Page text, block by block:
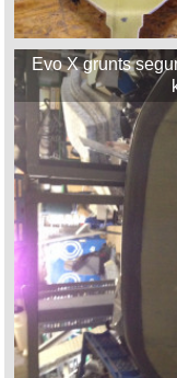
Evo X grunts